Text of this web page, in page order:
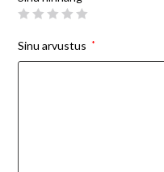
Sinu arvustus *